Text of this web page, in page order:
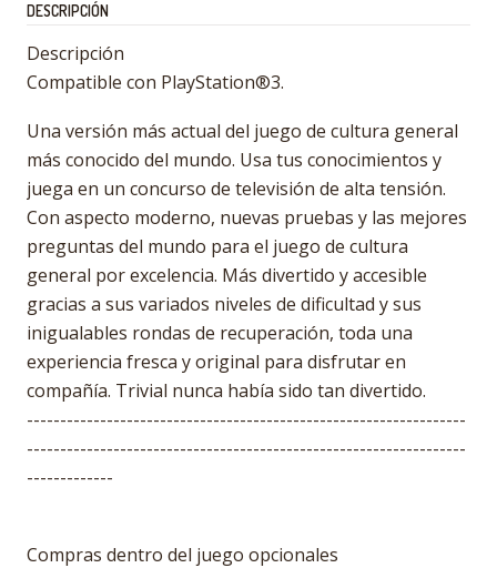
DESCRIPCIÓN
Descripción
Compatible con PlayStation®3.
Una versión más actual del juego de cultura general
más conocido del mundo. Usa tus conocimientos y
juega en un concurso de televisión de alta tensión.
Con aspecto moderno, nuevas pruebas y las mejores
preguntas del mundo para el juego de cultura
general por excelencia. Más divertido y accesible
gracias a sus variados niveles de dificultad y sus
inigualables rondas de recuperación, toda una
experiencia fresca y original para disfrutar en
compañía. Trivial nunca había sido tan divertido.
------------------------------------------------------------------
------------------------------------------------------------------
-------------
Compras dentro del juego opcionales